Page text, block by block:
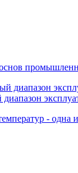
-